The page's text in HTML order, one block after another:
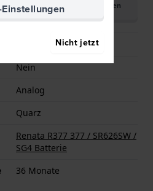
Handbuch herunterladen
(English)
Seiko Instruments Inc.
Nein
Analog
Quarz
Renata R377 377 / SR626SW /
SG4 Batterie
36 Monate
Nicht jetzt